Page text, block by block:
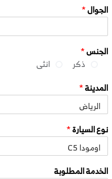
الجوال*
الجنس*
ذكر
انثى
المدينة*
نوع السيارة*
الخدمة المطلوبة